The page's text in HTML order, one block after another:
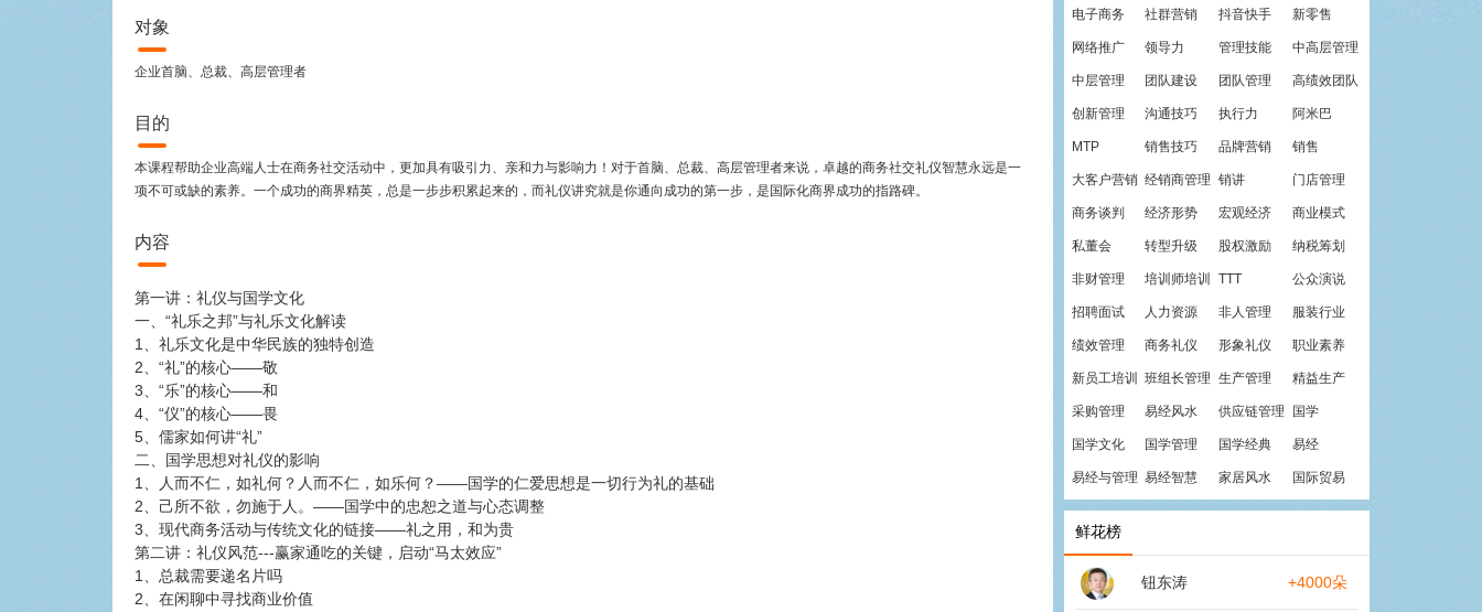
对象
企业首脑、总裁、高层管理者
目的
本课程帮助企业高端人士在商务社交活动中，更加具有吸引力、亲和力与影响力！对于首脑、总裁、高层管理者来说，卓越的商务社交礼仪智慧永远是一
项不可或缺的素养。一个成功的商界精英，总是一步步积累起来的，而礼仪讲究就是你通向成功的第一步，是国际化商界成功的指路碑。
内容
第一讲：礼仪与国学文化
一、“礼乐之邦”与礼乐文化解读
1、礼乐文化是中华民族的独特创造
2、“礼”的核心——敬
3、“乐”的核心——和
4、“仪”的核心——畏
5、儒家如何讲“礼”
二、国学思想对礼仪的影响
1、人而不仁，如礼何？人而不仁，如乐何？——国学的仁爱思想是一切行为礼的基础
2、己所不欲，勿施于人。——国学中的忠恕之道与心态调整
3、现代商务活动与传统文化的链接——礼之用，和为贵
第二讲：礼仪风范---赢家通吃的关键，启动“马太效应”
1、总裁需要递名片吗
2、在闲聊中寻找商业价值
电子商务 社群营销 抖音快手 新零售
网络推广 领导力 管理技能 中高层管理
中层管理 团队建设 团队管理 高绩效团队
创新管理 沟通技巧 执行力 阿米巴
MTP 销售技巧 品牌营销 销售
大客户营销 经销商管理 销讲 门店管理
商务谈判 经济形势 宏观经济 商业模式
私董会 转型升级 股权激励 纳税筹划
非财管理 培训师培训 TTT 公众演说
招聘面试 人力资源 非人管理 服装行业
绩效管理 商务礼仪 形象礼仪 职业素养
新员工培训 班组长管理 生产管理 精益生产
采购管理 易经风水 供应链管理 国学
国学文化 国学管理 国学经典 易经
易经与管理 易经智慧 家居风水 国际贸易
鲜花榜
钮东涛 +4000朵